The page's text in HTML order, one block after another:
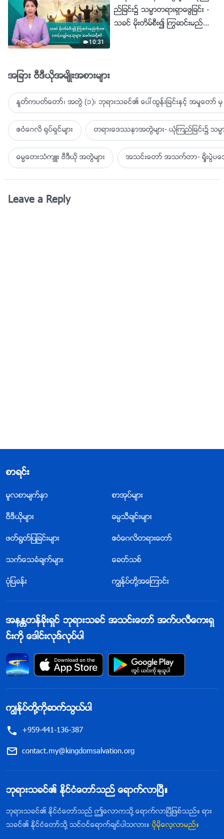
10:31
ည္ျခင္း၌ သမၼာတရားရွာေဖြျခင္း -
သခင္ မိုးတိမ္စီး၍ ႂကြဆင္းမည္ကို
အျခား ဗီဒီယိုအမ်ိဳးအစားမ်ား
ႏႈတ္ကပတ္ေတာ္၊ အတြဲ (၁)၊ ဘုရားသခင္၏ ေပၚထြန္းျခင္းႏွင့္ အမႈေတာ္ မွ
ဧဝံေဂလိ ႐ုပ္ရွင္မ်ား တရားေဒႆနာအတြဲမ်ား- ယုံၾကည္ျခင္း၌ သမၼာတ
ဓမၼေတးသံက်ဴး ဗီဒီယို အတြဲမ်ား အသင္းေတာ္ အသက္တာ- ရႈိးပြဲ
Leave a Reply
စာရင္း
မူလစာမ်က္ႏွာ စာအုပ္မ်ား
ဗီဒီယိုမ်ား ဓမၼသီခ်င္းမ်ား
ဖတ္႐ြတ္ျပျခင္းမ်ား ဧဝံေဂလိတရားေတာ္
သက္ေသခံခ်က္မ်ား ေခတ္သစ္
ပုံျပခန္း ကြၽန္ုပ္တို႔အေၾကာင္း
အနႏၲတန္ခိုးရွင္ ဘုရားသခင္ အသင္းေတာ္ အက္ပလီေကးရွ
င္းကို ေဒါင္းလုဒ္လုပ္ပါ
ကြၽန္ုပ္တို႔ကိုဆက္သြယ္ပါ
+959-441-136-387
contact.my@kingdomsalvation.org
ဘုရားသခင္၏ ႏိုင္ငံေတာ္သည္ ေရာက္လာၿပီ။
ဘုရားသခင္၏ ႏိုင္ငံေတာ္သည္ ဤေလာကသို႔ ေရာက္လာၿပီျဖစ္သည္။ ရား
သခင္၏ ႏိုင္ငံေတာ္သို႔ သင္ဝင္ေရာက္ခ်င္ပါသလား။ ပိုမိုေလ့လာမည္။